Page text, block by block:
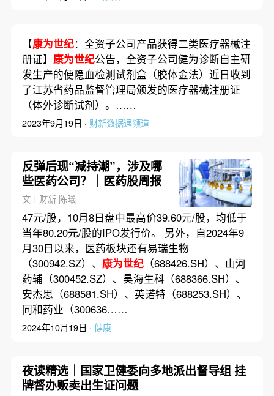
【康为世纪：全资子公司产品获得二类医疗器械注
册证】 康为世纪公告，全资子公司健为诊断自主研
发生产的便隐血检测试剂盒（胶体金法）近日收到
了江苏省药品监督管理局颁发的医疗器械注册证
（体外诊断试剂）。……
2023年9月19日 · 财新数据通频道
反弹后现“减持潮”，涉及哪
些医药公司？｜医药股周报
文｜财新 陈曦
47元/股，10月8日盘中最高价39.60元/股，均低于
当年80.20元/股的IPO发行价。 另外，自2024年9
月30日以来，医药板块还有易瑞生物
（300942.SZ）、 康为世纪（688426.SH）、山河
药辅（300452.SZ）、昊海生科（688366.SH）、
安杰思（688581.SH）、英诺特（688253.SH）、
同和药业（300636……
2024年10月19日 · 健康
夜读精选｜国家卫健委向多地派出督导组 挂
牌督办贩卖出生证问题